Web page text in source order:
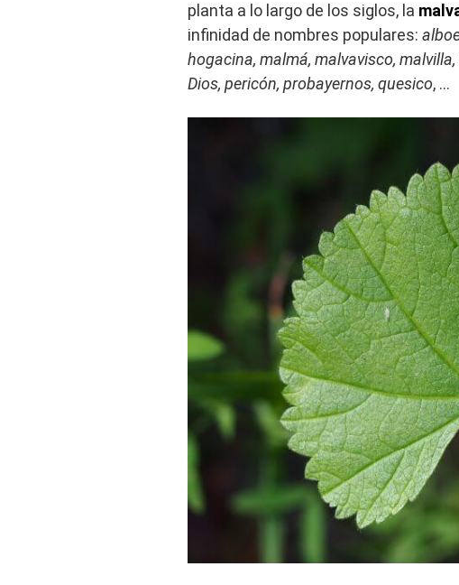
planta a lo largo de los siglos, la
infinidad de nombres populares:
hogacina, malmá, malvavisco,
Dios, pericón, probayernos, quesico, …